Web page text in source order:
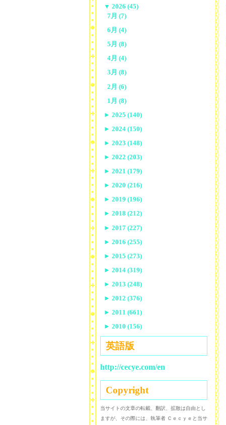
▼ 2026 (45)
7月 (7)
6月 (4)
5月 (8)
4月 (4)
3月 (8)
2月 (6)
1月 (8)
► 2025 (140)
► 2024 (150)
► 2023 (148)
► 2022 (203)
► 2021 (179)
► 2020 (216)
► 2019 (196)
► 2018 (212)
► 2017 (227)
► 2016 (255)
► 2015 (273)
► 2014 (319)
► 2013 (248)
► 2012 (376)
► 2011 (661)
► 2010 (156)
英語版
http://cecye.com/en
Copyright
当サイトの文章の転載、翻訳、拡散は自由とし
ますが、その際には、執筆者 Ｃｅｃｙｅと当サ